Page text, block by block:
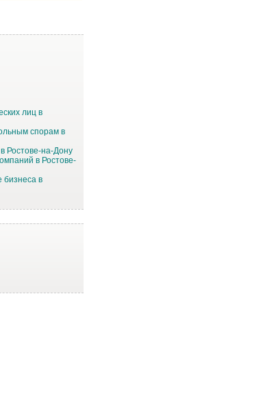
лиц в
спорам в
Ростове-на-Дону
в Ростове-
бизнеса в